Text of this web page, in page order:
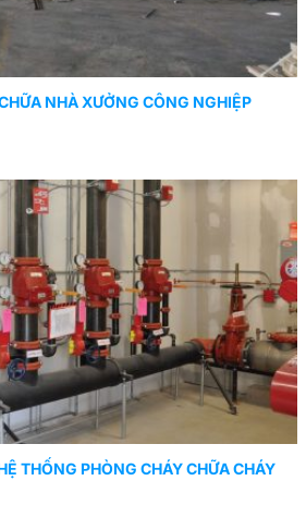
NHÀ XƯỞNG CÔNG NGHIỆP
THỐNG PHÒNG CHÁY CHỮA CHÁY